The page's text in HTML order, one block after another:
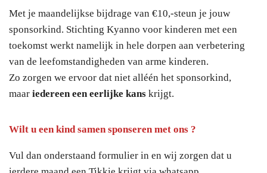
Met je maandelijkse bijdrage van €10,-steun je jouw
sponsorkind. Stichting Kyanno voor kinderen met een
toekomst werkt namelijk in hele dorpen aan verbetering
van de leefomstandigheden van arme kinderen.
Zo zorgen we ervoor dat niet alléén het sponsorkind,
maar iedereen een eerlijke kans krijgt.
Wilt u een kind samen sponseren met ons ?
Vul dan onderstaand formulier in en wij zorgen dat u